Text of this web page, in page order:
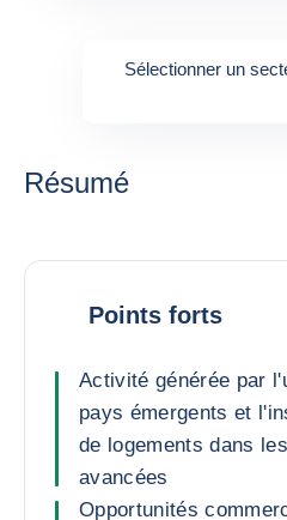
Sélectionner un
Résumé
Points forts
Activité générée par
pays émergents et
de logements dans
avancées
Opportunités